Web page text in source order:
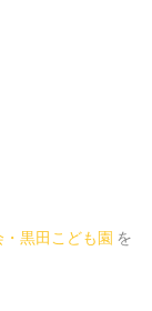
黒田こども園 を